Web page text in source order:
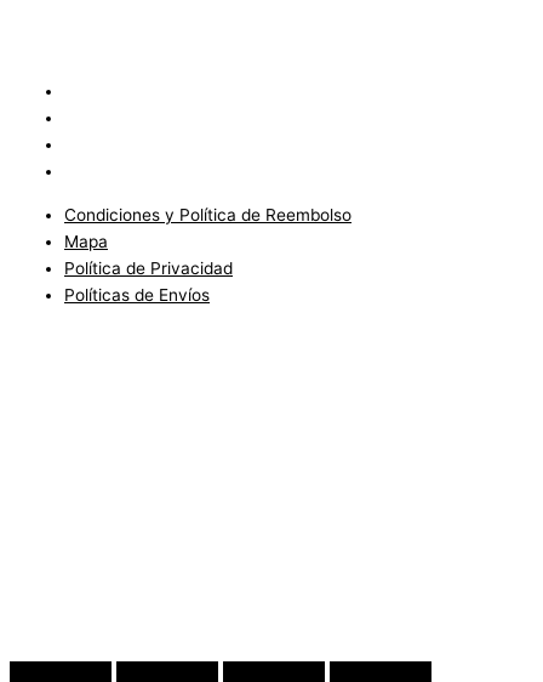
Condiciones y Política de Reembolso
Mapa
Política de Privacidad
Políticas de Envíos